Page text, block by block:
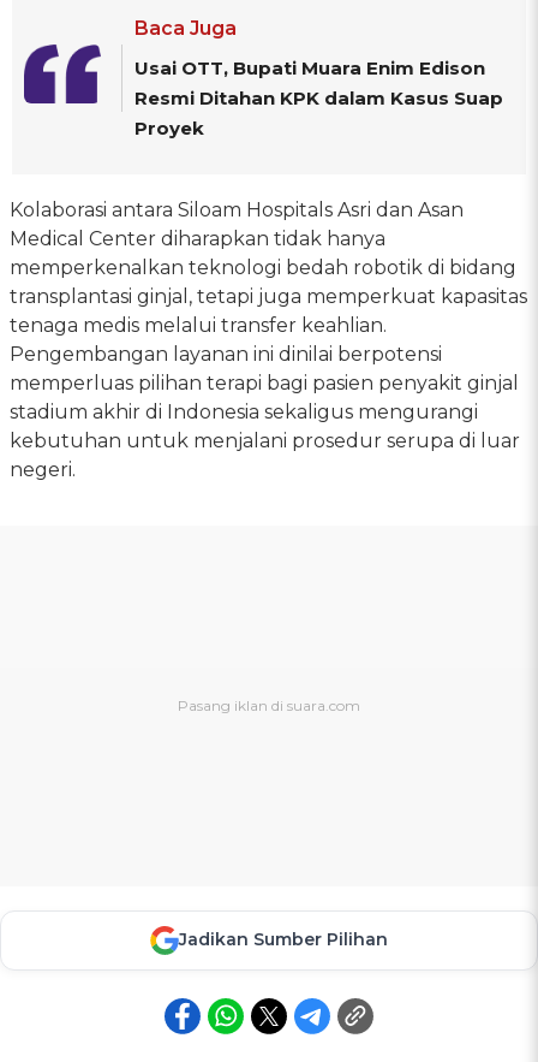
Baca Juga
Usai OTT, Bupati Muara Enim Edison
Resmi Ditahan KPK dalam Kasus Suap
Proyek
Kolaborasi antara Siloam Hospitals Asri dan Asan
Medical Center diharapkan tidak hanya
memperkenalkan teknologi bedah robotik di bidang
transplantasi ginjal, tetapi juga memperkuat kapasitas
tenaga medis melalui transfer keahlian.
Pengembangan layanan ini dinilai berpotensi
memperluas pilihan terapi bagi pasien penyakit ginjal
stadium akhir di Indonesia sekaligus mengurangi
kebutuhan untuk menjalani prosedur serupa di luar
negeri.
Jadikan Sumber Pilihan